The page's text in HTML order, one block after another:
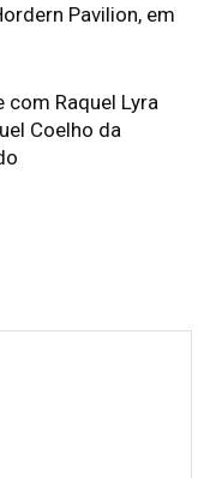
Pavilion, em
com Raquel Lyra
Coelho da